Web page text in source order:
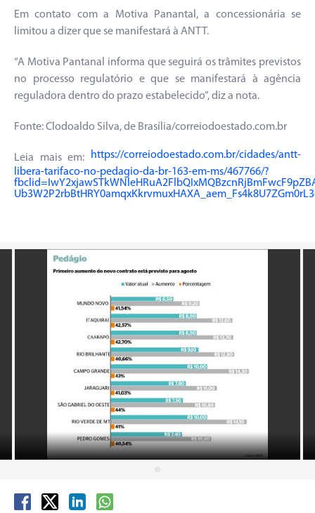
Em contato com a Motiva Panantal, a concessionária se
limitou a dizer que se manifestará à ANTT.
“A Motiva Pantanal informa que seguirá os trâmites previstos
no processo regulatório e que se manifestará à agência
reguladora dentro do prazo estabelecido”, diz a nota.
Fonte: Clodoaldo Silva, de Brasília/correiodoestado.com.br
Leia mais em: https://correiodoestado.com.br/cidades/antt-
libera-tarifaco-no-pedagio-da-br-163-em-ms/467766/?